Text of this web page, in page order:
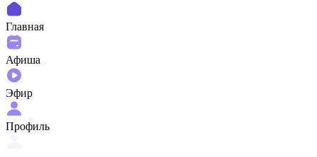
Главная
Афиша
Эфир
Профиль